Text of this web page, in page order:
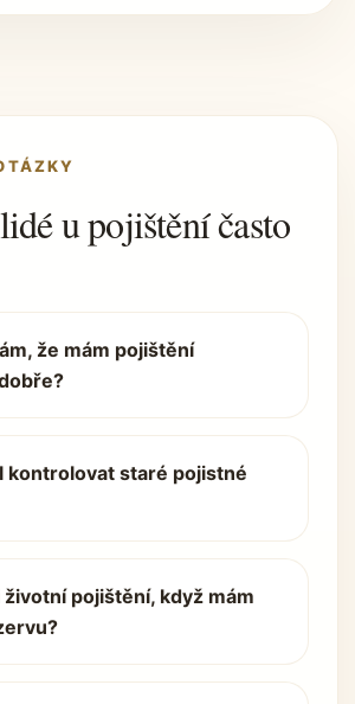
u pojištění často
že mám pojištění
kontrolovat staré pojistné
pojištění, když mám